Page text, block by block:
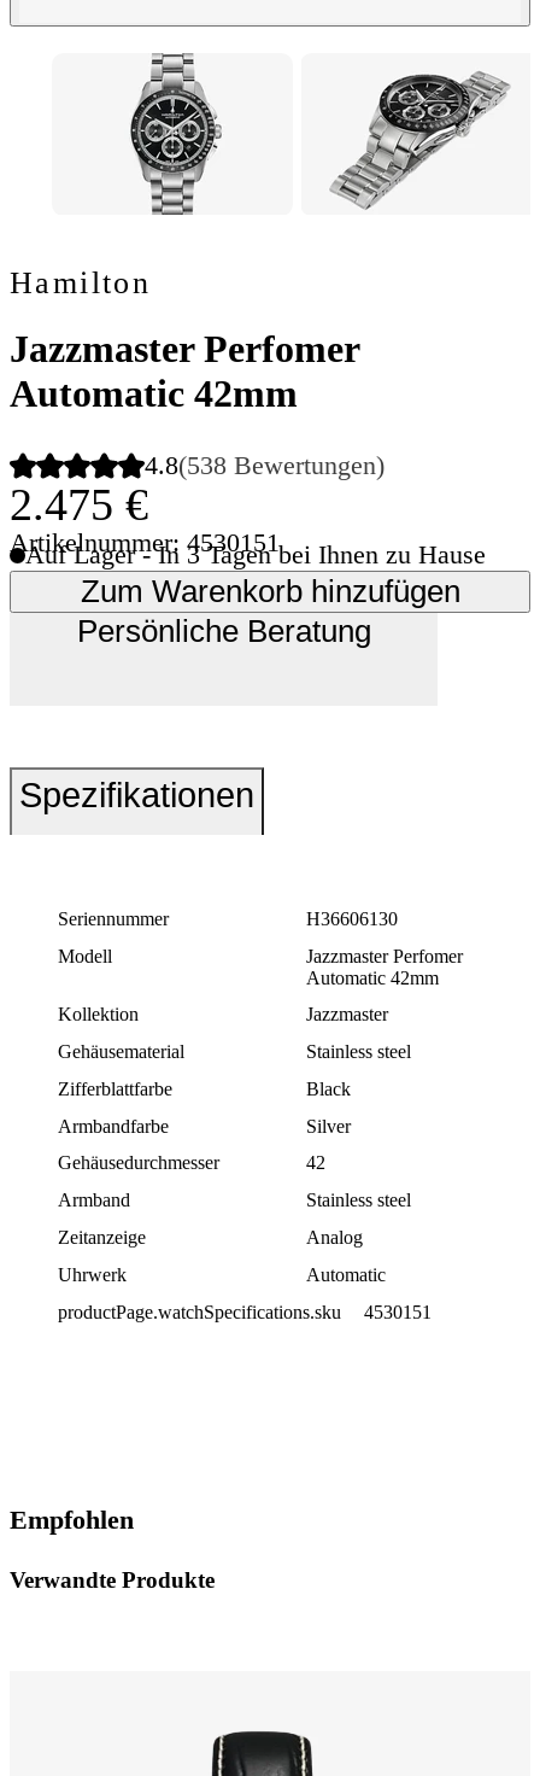
Hamilton
Jazzmaster Perfomer
Automatic 42mm
4.8(538 Bewertungen)
2.475 €
Artikelnummer: 4530151
Auf Lager - In 3 Tagen bei Ihnen zu Hause
Zum Warenkorb hinzufügen
Persönliche Beratung
Spezifikationen
Seriennummer
H36606130
Modell
Jazzmaster Perfomer
Automatic 42mm
Kollektion
Jazzmaster
Gehäusematerial
Stainless steel
Zifferblattfarbe
Black
Armbandfarbe
Silver
Gehäusedurchmesser
42
Armband
Stainless steel
Zeitanzeige
Analog
Uhrwerk
Automatic
productPage.watchSpecifications.sku
4530151
Empfohlen
Verwandte Produkte